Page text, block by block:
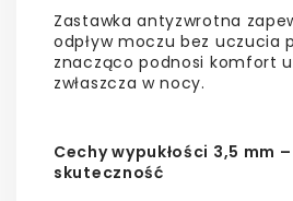
Zastawka antyzwrotna
odpływ moczu bez uczucia
znacząco podnosi komfort
zwłaszcza w nocy.
Cechy wypukłości 3,5 mm
skuteczność